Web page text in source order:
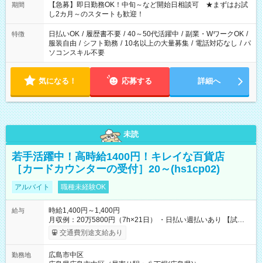
期間
【急募】即日勤務OK！中旬～など開始日相談可 ★まずはお試
し2カ月～のスタートも歓迎！
特徴 日払いOK / 履歴書不要 / 40～50代活躍中 / 副業・WワークOK /
服装自由 / シフト勤務 / 10名以上の大量募集 / 電話対応なし / パ
ソコンスキル不要
気になる！ 応募する 詳細へ
未読
若手活躍中！高時給1400円！キレイな百貨店
［カードカウンターの受付］20～(hs1cp02)
アルバイト 職種未経験OK
給与
時給1,400円～1,400円
月収例：20万5800円（7h×21日） ・日払い週払いあり 【試用
期間】試用期間なし
交通費別途支給あり
勤務地
広島市中区